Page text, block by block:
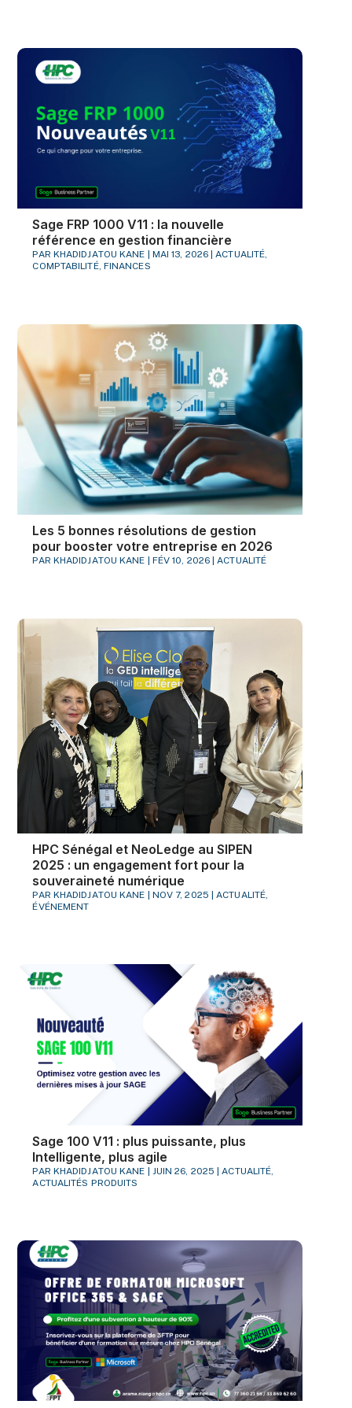
Sage FRP 1000 V11 : la nouvelle
référence en gestion financière
PAR KHADIDJATOU KANE | MAI 13, 2026|ACTUALITÉ,
COMPTABILITÉ, FINANCES
Les 5 bonnes résolutions de gestion
pour booster votre entreprise en 2026
PAR KHADIDJATOU KANE | FÉV 10, 2026|ACTUALITÉ
HPC Sénégal et NeoLedge au SIPEN
2025 : un engagement fort pour la
souveraineté numérique
PAR KHADIDJATOU KANE | NOV 7, 2025 | ACTUALITÉ
ÉVÉNEMENT
Sage 100 V11 : plus puissante, plus
Intelligente, plus agile
PAR KHADIDJATOU KANE | JUIN 26, 2025 | ACTUALITÉ
ACTUALITÉS PRODUITS